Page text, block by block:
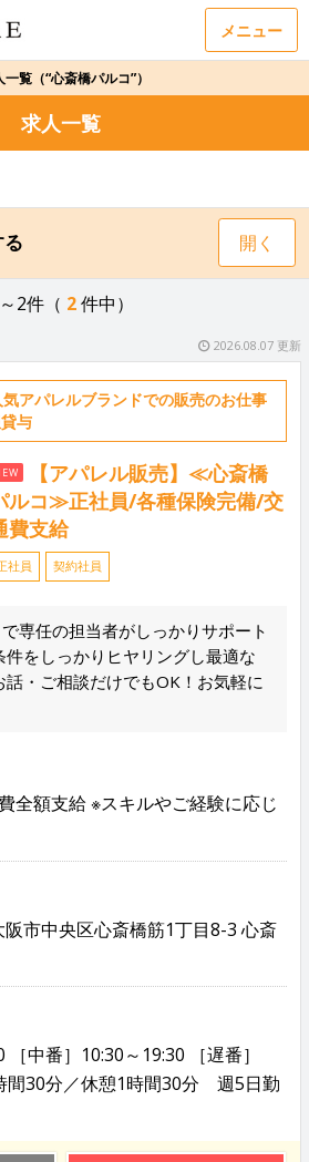
メニュー
一覧（“心斎橋パルコ”）
求人一覧
開く
2件（ 2 件中）
2026.08.07 更新
アパレルブランドでの販売のお仕事
与
【アパレル販売】≪心斎橋
ルコ≫正社員/各種保険完備/交
費支給
社員 契約社員
専任の担当者がしっかりサポート
件をしっかりヒヤリングし最適な
・ご相談だけでもOK！お気軽に
全額支給 ※スキルやご経験に応じ
市中央区心斎橋筋1丁目8-3 心斎
［中番］10:30～19:30 ［遅番］
間30分／休憩1時間30分 週5日勤